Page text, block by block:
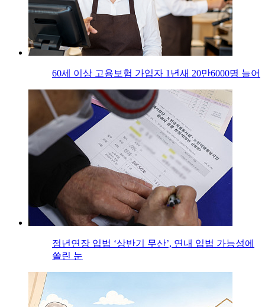
60세 이상 고용보험 가입자 1년새 20만6000명 늘어
정년연장 입법 ‘상반기 무산’, 연내 입법 가능성에
쏠린 눈